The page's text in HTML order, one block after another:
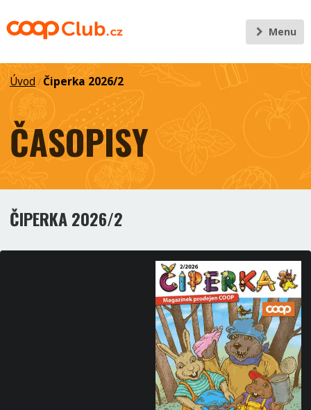
Menu
Úvod / Čiperka 2026/2
ČASOPISY
ČIPERKA 2026/2